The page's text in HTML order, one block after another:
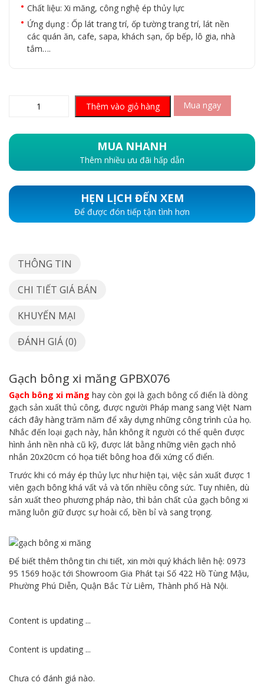
Chất liệu: Xi măng, công nghệ ép thủy lực
Ứng dụng : Ốp lát trang trí, ốp tường trang trí, lát nền
các quán ăn, cafe, sapa, khách sạn, ốp bếp, lô gia, nhà
tắm….
Thêm vào giỏ hàng Mua ngay
MUA NHANH
Thêm nhiều ưu đãi hấp dẫn
HẸN LỊCH ĐẾN XEM
Để được đón tiếp tận tình hơn
THÔNG TIN
CHI TIẾT GIÁ BÁN
KHUYẾN MẠI
ĐÁNH GIÁ (0)
Gạch bông xi măng GPBX076
Gạch bông xi măng hay còn gọi là gạch bông cổ điển là dòng
gạch sản xuất thủ công, được người Pháp mang sang Việt Nam
cách đây hàng trăm năm để xây dựng những công trình của họ.
Nhắc đến loại gạch này, hẳn không ít người có thể quên được
hình ảnh nền nhà cũ kỹ, được lát bằng những viên gạch nhỏ
nhắn 20x20cm có họa tiết bông hoa đối xứng cổ điển.
Trước khi có máy ép thủy lực như hiện tại, việc sản xuất được 1
viên gạch bông khá vất vả và tốn nhiều công sức. Tuy nhiên, dù
sản xuất theo phương pháp nào, thì bản chất của gạch bông xi
măng luôn giữ được sự hoài cổ, bền bỉ và sang trọng.
Để biết thêm thông tin chi tiết, xin mời quý khách liên hệ: 0973
95 1569 hoặc tới Showroom Gia Phát tại Số 422 Hồ Tùng Mậu,
Phường Phú Diễn, Quận Bắc Từ Liêm, Thành phố Hà Nội.
Content is updating ...
Content is updating ...
Chưa có đánh giá nào.